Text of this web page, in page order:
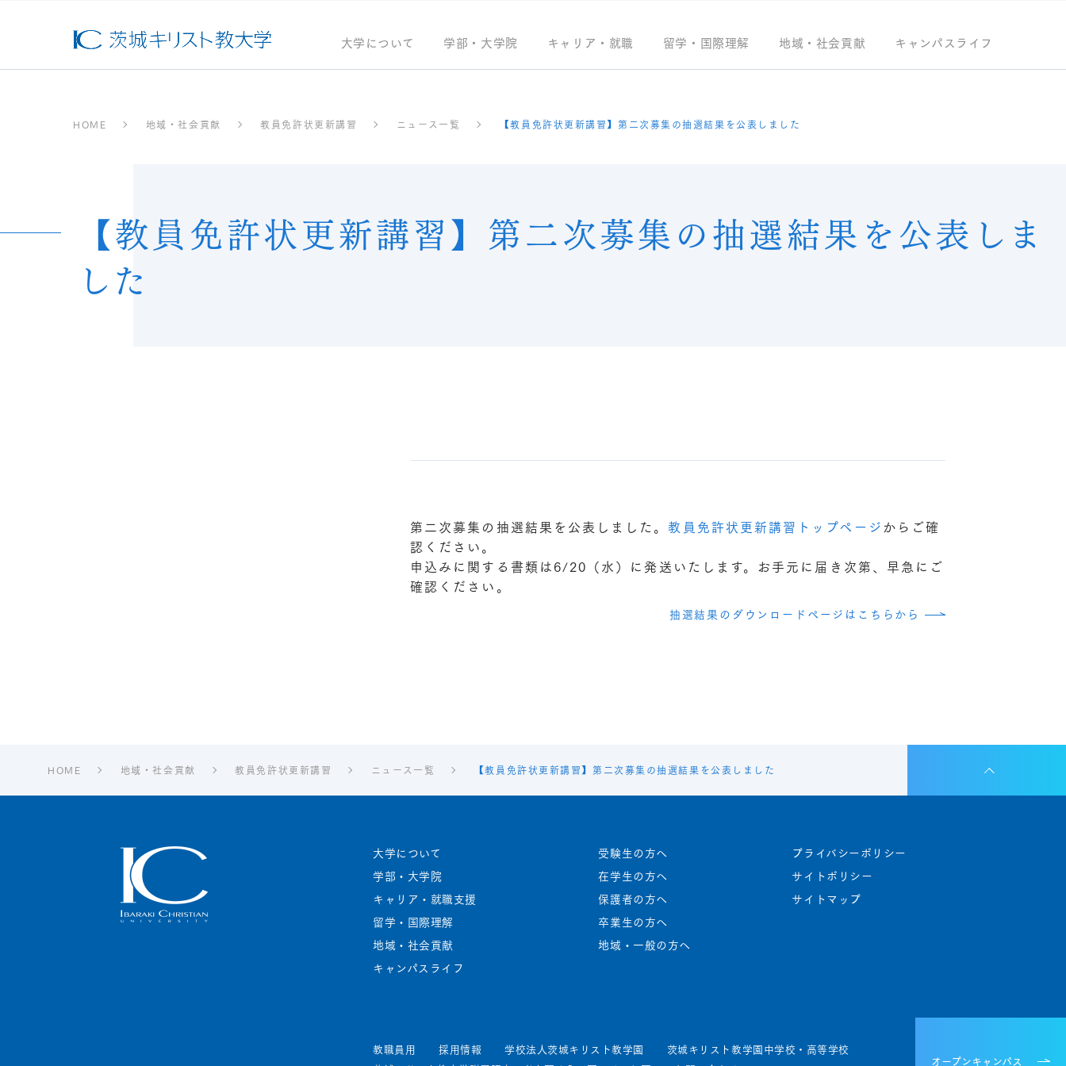
オープンキャンパス
大学について 学部・大学院 キャリア・就職 留学・国際理解 地域・社会貢献 キャンパスライフ
HOME 地域・社会貢献 教員免許状更新講習 ニュース一覧 【教員免許状更新講習】第二次募集の抽選結果を公表しました
【教員免許状更新講習】第二次募集の抽選結果を公表しま
した
第二次募集の抽選結果を公表しました。教員免許状更新講習トップページ からご確
認ください。
申込みに関する書類は6/20（水）に発送いたします。お手元に届き次第、早急にご
確認ください。
抽選結果のダウンロードページはこちらから
HOME 地域・社会貢献 教員免許状更新講習 ニュース一覧 【教員免許状更新講習】第二次募集の抽選結果を公表しました
大学について
学部・大学院
キャリア・就職支援
留学・国際理解
地域・社会貢献
キャンパスライフ
受験生の方へ
在学生の方へ
保護者の方へ
卒業生の方へ
地域・一般の方へ
プライバシーポリシー
サイトポリシー
サイトマップ
教職員用 採用情報 学校法人茨城キリスト教学園
茨城キリスト教学園中学校・高等学校